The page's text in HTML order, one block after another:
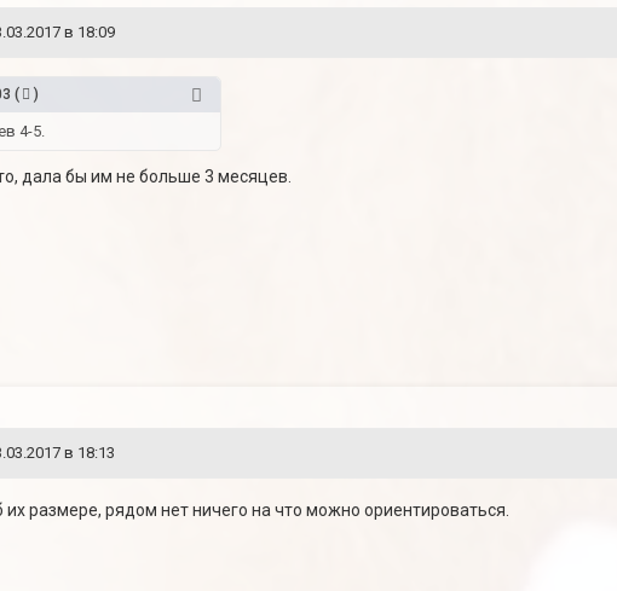
в 18:09
( )
4-5.
дала бы им не больше 3 месяцев.
в 18:13
размере, рядом нет ничего на что можно ориентироваться.